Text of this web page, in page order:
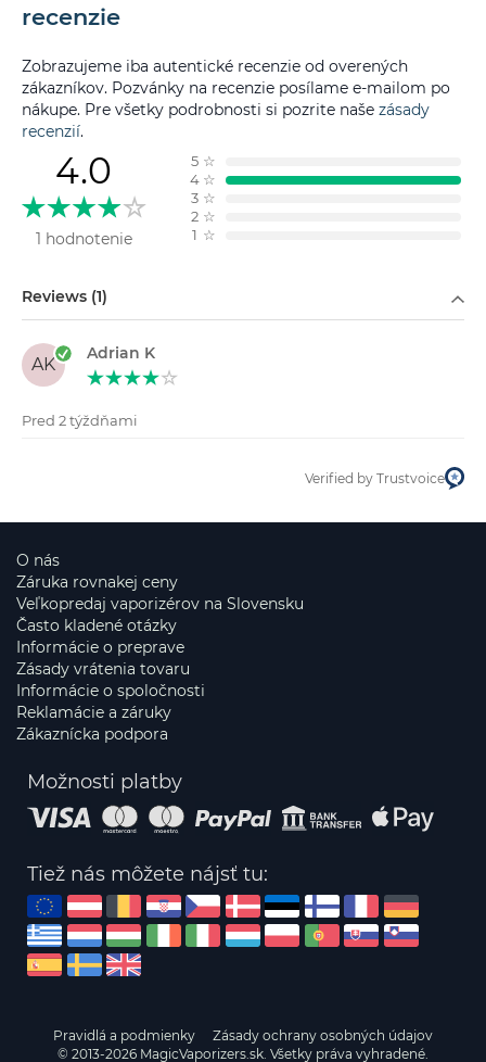
recenzie
Zobrazujeme iba autentické recenzie od overených
zákazníkov. Pozvánky na recenzie posílame e-mailom po
nákupe. Pre všetky podrobnosti si pozrite naše zásady
recenzií.
4.0
1 hodnotenie
5 ☆
4 ☆
3 ☆
2 ☆
1 ☆
Reviews (1)
AK
Adrian K
Pred 2 týždňami
Verified by Trustvoice
O nás
Záruka rovnakej ceny
Veľkopredaj vaporizérov na Slovensku
Často kladené otázky
Informácie o preprave
Zásady vrátenia tovaru
Informácie o spoločnosti
Reklamácie a záruky
Zákaznícka podpora
Možnosti platby
Tiež nás môžete nájsť tu:
Pravidlá a podmienky
Zásady ochrany osobných údajov
© 2013-2026 MagicVaporizers.sk. Všetky práva vyhradené.